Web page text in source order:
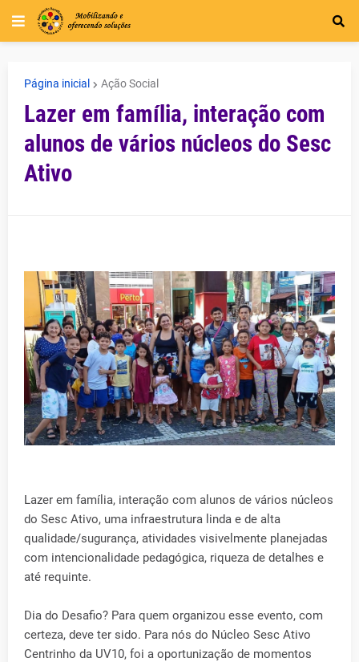
Página inicial Ação Social
Lazer em família, interação com
alunos de vários núcleos do Sesc
Ativo
Lazer em família, interação com alunos de vários núcleos
do Sesc Ativo, uma infraestrutura linda e de alta
qualidade/sugurança, atividades visivelmente planejadas
com intencionalidade pedagógica, riqueza de detalhes e
até requinte.
Dia do Desafio? Para quem organizou esse evento, com
certeza, deve ter sido. Para nós do Núcleo Sesc Ativo
Centrinho da UV10, foi a oportunização de momentos